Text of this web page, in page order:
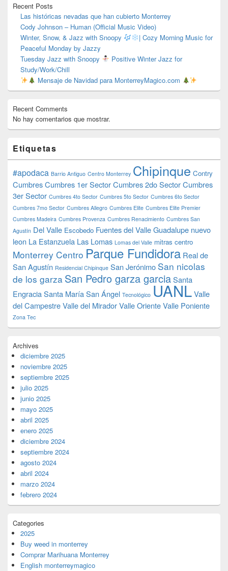
Recent Posts
Las históricas nevadas que han cubierto Monterrey
Cody Johnson – Human (Official Music Video)
Winter, Snow, & Jazz with Snoopy
| Cozy Morning Music for
Peaceful Monday by Jazzy
Tuesday Jazz with Snoopy
Positive Winter Jazz for
Study/Work/Chill
Mensaje de Navidad para MonterreyMagico.com
Recent Comments
No hay comentarios que mostrar.
Etiquetas
#apodaca Barrio Antiguo Centro Monterrey Chipinque Contry
CumbresCumbres 1er SectorCumbres 2do SectorCumbres
3er Sector Cumbres 4to Sector Cumbres 5to Sector Cumbres 6to Sector
Cumbres 7mo Sector Cumbres Allegro Cumbres Elite Cumbres Elite Premier
Cumbres Madeira Cumbres Provenza Cumbres Renacimiento Cumbres San
Agustín Del Valle Escobedo Fuentes del ValleGuadalupe nuevo
leon La Estanzuela Las Lomas Lomas del Valle mitras centro
Monterrey Centro Parque Fundidora Real de
San Agustín Residencial Chipinque San Jerónimo San nicolas
de los garza San Pedro garza garciaSanta
EngraciaSanta MaríaSan Ángel Tecnológico UANLValle
del CampestreValle del MiradorValle OrienteValle Poniente
Zona Tec
Archives
diciembre 2025
noviembre 2025
septiembre 2025
julio 2025
junio 2025
mayo 2025
abril 2025
enero 2025
diciembre 2024
septiembre 2024
agosto 2024
abril 2024
marzo 2024
febrero 2024
Categories
2025
Buy weed in monterrey
Comprar Marihuana Monterrey
English monterreymagico